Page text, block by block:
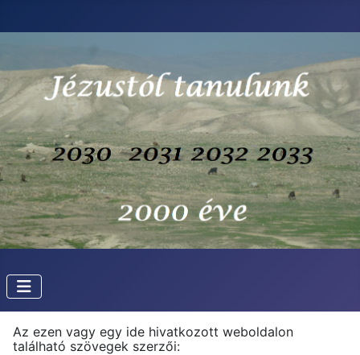
Az ezen vagy egy ide hivatkozott weboldalon
található szövegek szerzői: